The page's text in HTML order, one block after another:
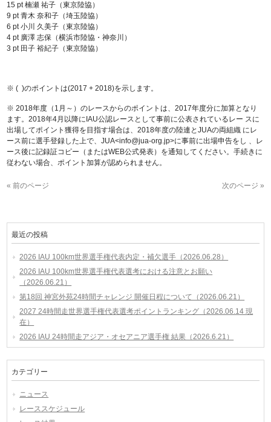
15 pt 楠瀬 祐子（東京陸協）
9 pt 青木 奈和子（埼玉陸協）
6 pt 小川 久美子（東京陸協）
4 pt 廣澤 志保（横浜市陸協・神奈川）
3 pt 田子 裕紀子（東京陸協）
※ ( )のポイントは(2017 + 2018)を示します。
※ 2018年度（1月～）のレースからのポイントは、2017年度分に加算となり
ます。2018年4月以降にIAU公認レースとして事前に公表されているレー スに
出場してポイント獲得を目指す場合は、2018年度の陸連とJUAの両組織 にレ
ース前に選手登録した上で、JUA<info@jua-org.jp>に事前に出場申告をし 、レ
ース後に記録証コピー（またはWEB公式発表）を通知してください。手続きに
従わない場合、ポイント加算が認められません。
« 前のページ 次のページ »
最近の投稿
2026 IAU 100km世界選手権代表内定・補欠選手（2026.06.28）
2026 IAU 100km世界選手権代表選考における注意とお願い
（2026.06.21）
第18回 神宮外苑24時間チャレンジ 開催日程について（2026.06.21）
2027 24時間走世界選手権代表選考ポイントランキング（2026.06.14 現
在）
2026 IAU 24時間走アジア・オセアニア選手権 結果（2026.6.21）
カテゴリー
ニュース
レーススケジュール